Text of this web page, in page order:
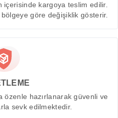
kargoya teslim edilir.
göre değişiklik gösterir.
hazırlanarak güvenli ve
sevk edilmektedir.